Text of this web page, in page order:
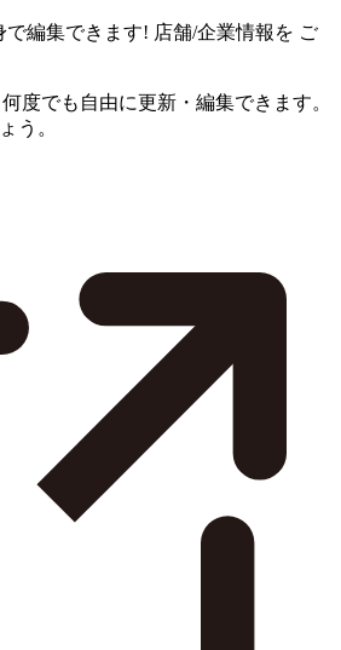
で編集できます! 店舗/企業情報を ご
度でも自由に更新・編集できます。
う。